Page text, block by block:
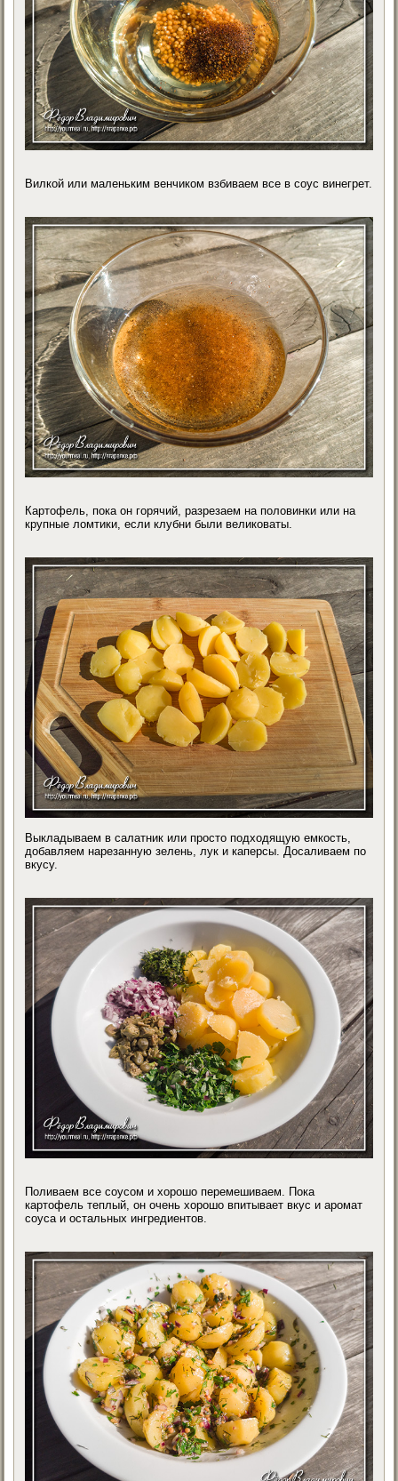
Вилкой или маленьким венчиком взбиваем все в соус винегрет.
Картофель, пока он горячий, разрезаем на половинки или на
крупные ломтики, если клубни были великоваты.
Выкладываем в салатник или просто подходящую емкость,
добавляем нарезанную зелень, лук и каперсы. Досаливаем по
вкусу.
Поливаем все соусом и хорошо перемешиваем. Пока
картофель теплый, он очень хорошо впитывает вкус и аромат
соуса и остальных ингредиентов.